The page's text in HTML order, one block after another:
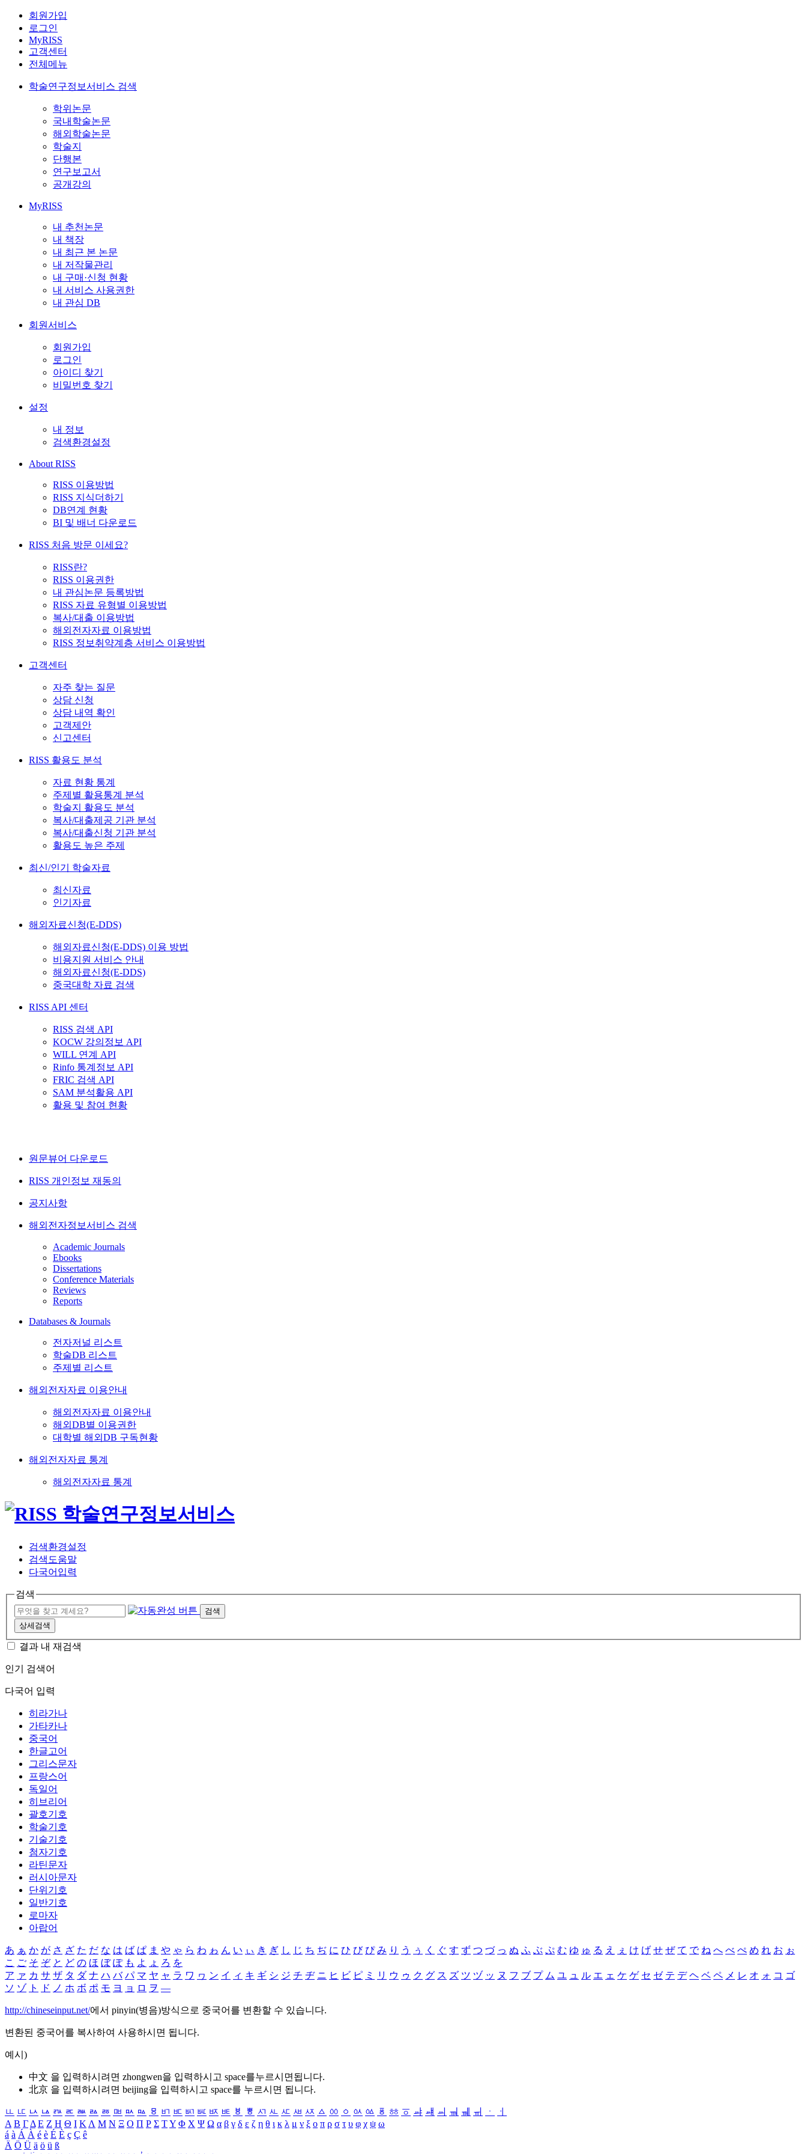
회원가입
로그인
MyRISS
고객센터
전체메뉴
학술연구정보서비스 검색
학위논문
국내학술논문
해외학술논문
학술지
단행본
연구보고서
공개강의
MyRISS
내 추천논문
내 책장
내 최근 본 논문
내 저작물관리
내 구매·신청 현황
내 서비스 사용권한
내 관심 DB
회원서비스
회원가입
로그인
아이디 찾기
비밀번호 찾기
설정
내 정보
검색환경설정
About RISS
RISS 이용방법
RISS 지식더하기
DB연계 현황
BI 및 배너 다운로드
RISS 처음 방문 이세요?
RISS란?
RISS 이용권한
내 관심논문 등록방법
RISS 자료 유형별 이용방법
복사/대출 이용방법
해외전자자료 이용방법
RISS 정보취약계층 서비스 이용방법
고객센터
자주 찾는 질문
상담 신청
상담 내역 확인
고객제안
신고센터
RISS 활용도 분석
자료 현황 통계
주제별 활용통계 분석
학술지 활용도 분석
복사/대출제공 기관 분석
복사/대출신청 기관 분석
활용도 높은 주제
최신/인기 학술자료
최신자료
인기자료
해외자료신청(E-DDS)
해외자료신청(E-DDS) 이용 방법
비용지원 서비스 안내
해외자료신청(E-DDS)
중국대학 자료 검색
RISS API 센터
RISS 검색 API
KOCW 강의정보 API
WILL 연계 API
Rinfo 통계정보 API
FRIC 검색 API
SAM 분석활용 API
활용 및 참여 현황
원문뷰어 다운로드
RISS 개인정보 재동의
공지사항
해외전자정보서비스 검색
Academic Journals
Ebooks
Dissertations
Conference Materials
Reviews
Reports
Databases & Journals
전자저널 리스트
학술DB 리스트
주제별 리스트
해외전자자료 이용안내
해외전자자료 이용안내
해외DB별 이용권한
대학별 해외DB 구독현황
해외전자자료 통계
해외전자자료 통계
검색환경설정
검색도움말
다국어입력
검색
검색
상세검색
결과 내 재검색
인기 검색어
다국어 입력
히라가나
가타카나
중국어
한글고어
그리스문자
프랑스어
독일어
히브리어
괄호기호
학술기호
기술기호
첨자기호
라틴문자
러시아문자
단위기호
일반기호
로마자
아랍어
あ ぁ か が さ ざ た だ な は ば ぱ ま や ゃ ら わ ゎ ん い ぃ き ぎ し じ ち ぢ に ひ び ぴ み り う ぅ く ぐ す ず つ づ っ ぬ ふ ぶ ぷ む ゆ ゅ る え ぇ け げ せ ぜ て で ね へ べ ぺ め れ お ぉ
こ ご そ ぞ と ど の ほ ぼ ぽ も よ ょ ろ を
ア ァ カ サ ザ タ ダ ナ ハ バ パ マ ヤ ャ ラ ワ ヮ ン イ ィ キ ギ シ ジ チ ヂ ニ ヒ ビ ピ ミ リ ウ ゥ ク グ ス ズ ツ ヅ ッ ヌ フ ブ プ ム ユ ュ ル エ ェ ケ ゲ セ ゼ テ デ ヘ ベ ペ メ レ オ ォ コ ゴ
ソ ゾ ト ド ノ ホ ボ ポ モ ヨ ョ ロ ヲ ―
http://chineseinput.net/에서 pinyin(병음)방식으로 중국어를 변환할 수 있습니다.
변환된 중국어를 복사하여 사용하시면 됩니다.
예시)
中文 을 입력하시려면 zhongwen을 입력하시고 space를누르시면됩니다.
北京 을 입력하시려면 beijing을 입력하시고 space를 누르시면 됩니다.
ㅥ ㅦ ㅧ ㅨ ㅩ ㅪ ㅫ ㅬ ㅭ ㅮ ㅯ ㅰ ㅱ ㅲ ㅳ ㅴ ㅵ ㅶ ㅷ ㅸ ㅹ ㅺ ㅻ ㅼ ㅽ ㅾ ㅿ ㆀ ㆁ ㆂ ㆃ ㆄ ㆅ ㆆ ㆇ ㆈ ㆉ ㆊ ㆋ ㆌ ㆍ
ㆎ
Α Β ΓΔ Ε Ζ Η Θ Ι ΚΛ Μ Ν Ξ Ο Π Ρ Σ ΤΥ Φ Χ Ψ Ω α β γ δ ε ζ η θ ι κ λ μ ν ξ ο π ρ σ τ υ φ χ ψ ω
á à Á À é è É È ç Ç ê
Ä Ö Ü ä ö ü ß